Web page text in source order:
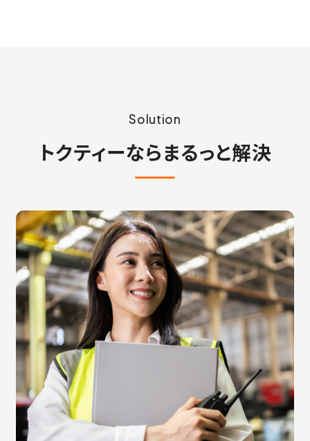
Solution
トクティーならまるっと解決